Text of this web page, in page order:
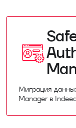
Миграция
Manager в